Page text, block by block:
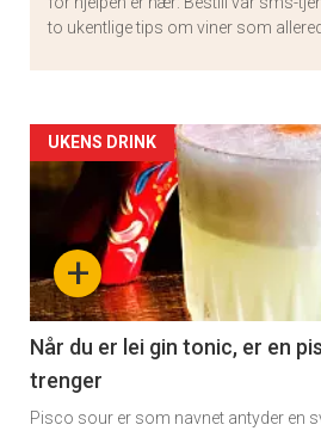
to ukentlige tips om viner som
Artikler
detail
section
11
+
UKENS DRINK
Når du er lei gin tonic, er en
trenger
Pisco sour er som navnet antyder en